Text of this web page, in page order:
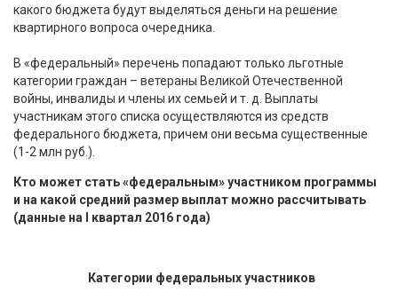
какого бюджета будут выделяться деньги на решение
квартирного вопроса очередника.
В «федеральный» перечень попадают только льготные
категории граждан – ветераны Великой Отечественной
войны, инвалиды и члены их семьей и т. д. Выплаты
участникам этого списка осуществляются из средств
федерального бюджета, причем они весьма существенные
(1-2 млн руб.).
Кто может стать «федеральным» участником программы
и на какой средний размер выплат можно рассчитывать
(данные на I квартал 2016 года)
Категории федеральных участников